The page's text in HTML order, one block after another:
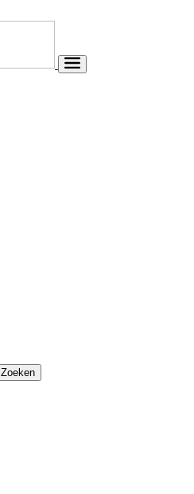
Zoeken